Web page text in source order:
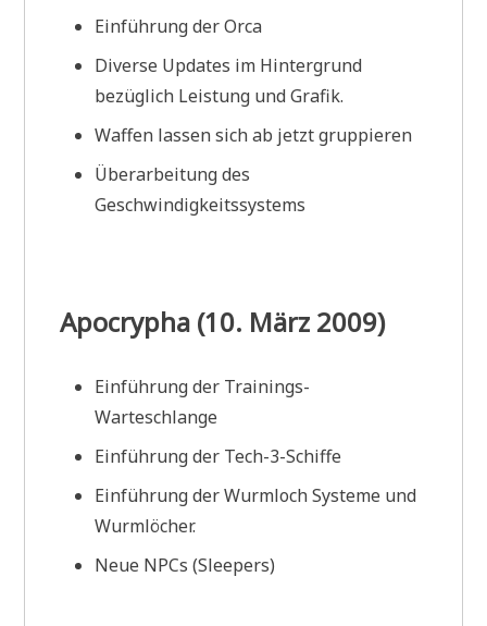
Einführung der Orca
Diverse Updates im Hintergrund
bezüglich Leistung und Grafik.
Waffen lassen sich ab jetzt gruppieren
Überarbeitung des
Geschwindigkeitssystems
Apocrypha (10. März 2009)
Einführung der Trainings-
Warteschlange
Einführung der Tech-3-Schiffe
Einführung der Wurmloch Systeme und
Wurmlöcher.
Neue NPCs (Sleepers)